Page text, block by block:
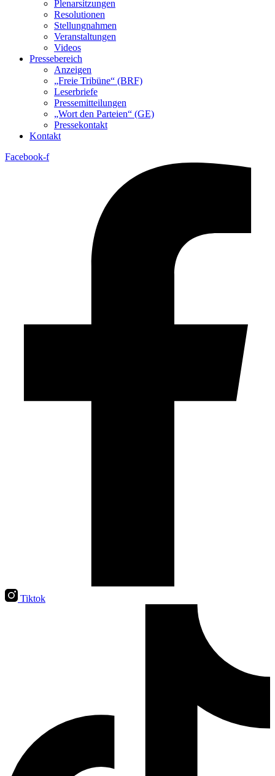
Plenarsitzungen
Resolutionen
Stellungnahmen
Veranstaltungen
Videos
Pressebereich
Anzeigen
„Freie Tribüne“ (BRF)
Leserbriefe
Pressemitteilungen
„Wort den Parteien“ (GE)
Pressekontakt
Kontakt
Facebook-f
Tiktok